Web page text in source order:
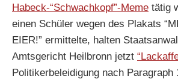
Habeck-“Schwachkopf”-Meme tätig
einen Schüler wegen des Plakats
EIER!” ermittelte, halten
Amtsgericht Heilbronn jetzt
Politikerbeleidigung nach Paragraph